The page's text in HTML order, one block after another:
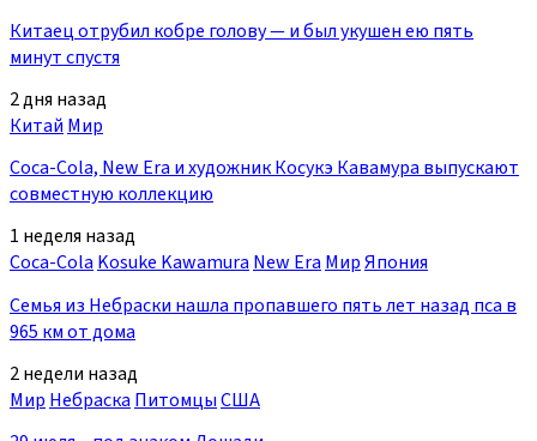
Китаец отрубил кобре голову — и был укушен ею пять
минут спустя
2 дня назад
Китай Мир
Coca-Cola, New Era и художник Косукэ Кавамура выпускают
совместную коллекцию
1 неделя назад
Coca-Cola Kosuke Kawamura New Era МирЯпония
Семья из Небраски нашла пропавшего пять лет назад пса в
965 км от дома
2 недели назад
Мир Небраска ПитомцыСША